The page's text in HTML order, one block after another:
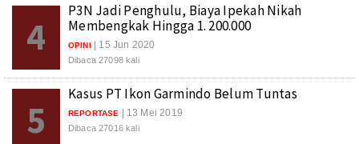
4
P3N Jadi Penghulu, Biaya Ipekah Nikah
Membengkak Hingga 1. 200.000
OPINI | 15 Jun 2020
Dibaca 27098 kali
5
Kasus PT Ikon Garmindo Belum Tuntas
REPORTASE | 13 Mei 2019
Dibaca 27016 kali